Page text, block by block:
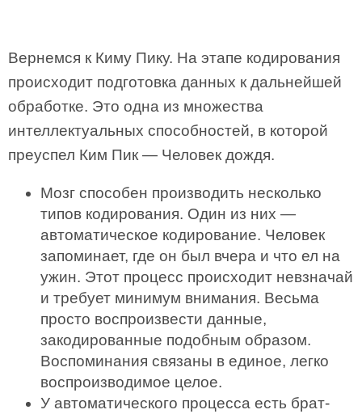
Вернемся к Киму Пику. На этапе кодирования
происходит подготовка данных к дальнейшей
обработке. Это одна из множества
интеллектуальных способностей, в которой
преуспел Ким Пик — Человек дождя.
Мозг способен производить несколько
типов кодирования. Один из них —
автоматическое кодирование. Человек
запоминает, где он был вчера и что ел на
ужин. Этот процесс происходит невзначай
и требует минимум внимания. Весьма
просто воспроизвести данные,
закодированные подобным образом.
Воспоминания связаны в единое, легко
воспроизводимое целое.
У автоматического процесса есть брат-